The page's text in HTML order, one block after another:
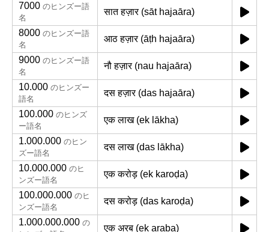
7000 のヒンズー語
名
सात हज़ार (sāt hajaāra)
8000 のヒンズー語
名
आठ हज़ार (āṭh hajaāra)
9000 のヒンズー語
名
नौ हज़ार (nau hajaāra)
10.000 のヒンズー
語名
दस हज़ार (das hajaāra)
100.000 のヒンズ
ー語名
एक लाख (ek lākha)
1.000.000 のヒン
ズー語名
दस लाख (das lākha)
10.000.000 のヒ
ンズー語名
एक करोड़ (ek karoḍa)
100.000.000 のヒ
ンズー語名
दस करोड़ (das karoḍa)
1.000.000.000 の
एक अरब (ek araba)